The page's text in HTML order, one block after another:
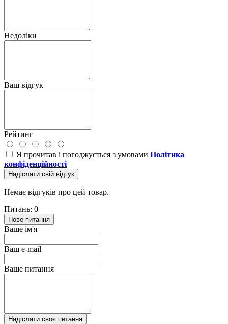
Недоліки
Ваш відгук
Рейтинг
Я прочитав і погоджується з умовами Політика
конфіденційності
Надіслати свій відгук
Немає відгуків про цей товар.
Питань: 0
Нове питання
Ваше ім'я
Ваш e-mail
Ваше питання
Надіслати своє питання